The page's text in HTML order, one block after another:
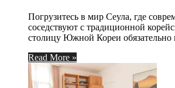
Погрузитесь в мир Сеула, где
соседствуют с традиционной
столицу Южной Кореи обязательно
Read More »